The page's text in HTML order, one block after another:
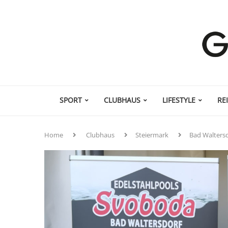
SPORT CLUBHAUS LIFESTYLE
Home Clubhaus Steiermark Bad